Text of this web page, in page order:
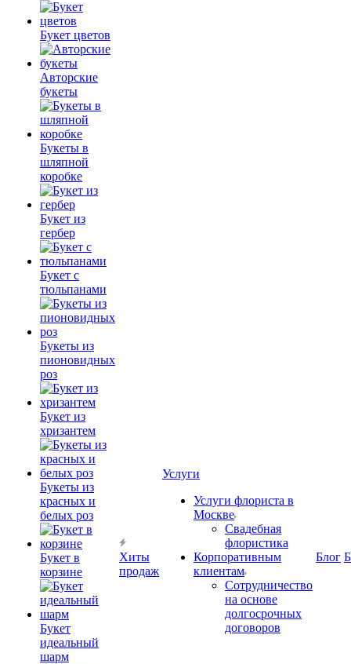
Букет цветов
Авторские
букеты
Букеты в
шляпной
коробке
Букет из
гербер
Букет с
тюльпанами
Букеты из
пионовидных
роз
Букет из
хризантем
Букеты из
красных и
белых роз
Букет в
корзине
Букет
идеальный
шарм
Хиты
продаж
Услуги
Услуги флориста в
Москве
Свадебная
флористика
Корпоративным
клиентам
Сотрудничество
на основе
долгосрочных
договоров
Блог